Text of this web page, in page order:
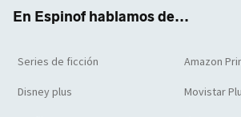
En Espinof hablamos de...
Series de ficción Amazon
Disney plus Movistar